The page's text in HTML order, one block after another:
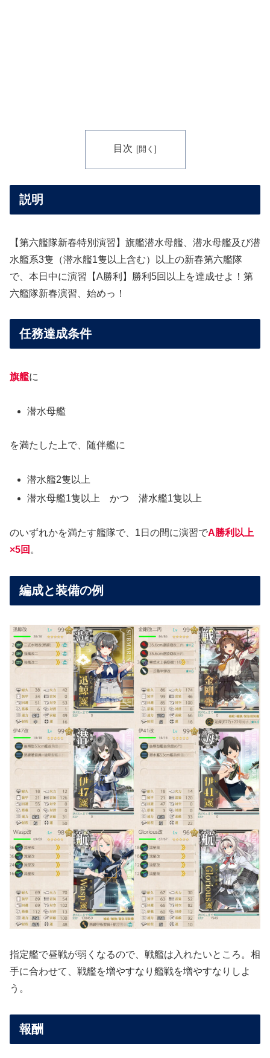
目次
説明
【第六艦隊新春特別演習】旗艦潜水母艦、潜水母艦及び潜
水艦系3隻（潜水艦1隻以上含む）以上の新春第六艦隊
で、本日中に演習【A勝利】勝利5回以上を達成せよ！第
六艦隊新春演習、始めっ！
任務達成条件
旗艦に
潜水母艦
を満たした上で、随伴艦に
潜水艦2隻以上
潜水母艦1隻以上 かつ 潜水艦1隻以上
のいずれかを満たす艦隊で、1日の間に演習でA勝利以上
×5回 。
編成と装備の例
指定艦で昼戦が弱くなるので、戦艦は入れたいところ。相
手に合わせて、戦艦を増やすなり艦戦を増やすなりしよ
う。
報酬